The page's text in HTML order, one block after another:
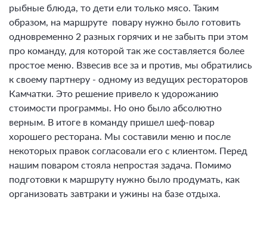
рыбные блюда, то дети ели только мясо. Таким
образом, на маршруте повару нужно было готовить
одновременно 2 разных горячих и не забыть при этом
про команду, для которой так же составляется более
простое меню. Взвесив все за и против, мы обратились
к своему партнеру - одному из ведущих рестораторов
Камчатки. Это решение привело к удорожанию
стоимости программы. Но оно было абсолютно
верным. В итоге в команду пришел шеф-повар
хорошего ресторана. Мы составили меню и после
некоторых правок согласовали его с клиентом. Перед
нашим поваром стояла непростая задача. Помимо
подготовки к маршруту нужно было продумать, как
организовать завтраки и ужины на базе отдыха.